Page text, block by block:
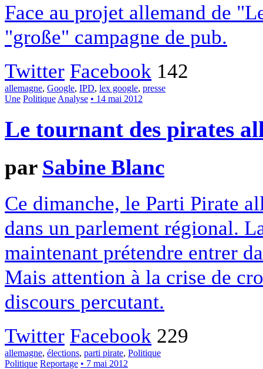
Face au projet allemand de
"große" campagne de pub.
Twitter Facebook 142
allemagne, Google, IPD, lex google, presse
Une PolitiqueAnalyse • 14 mai 2012
Le tournant des pirates
par Sabine Blanc
Ce dimanche, le Parti Pirate
dans un parlement régional.
maintenant prétendre entrer
Mais attention à la crise de
discours percutant.
Twitter Facebook 229
allemagne, élections, parti pirate, Politique
Politique Reportage • 7 mai 2012